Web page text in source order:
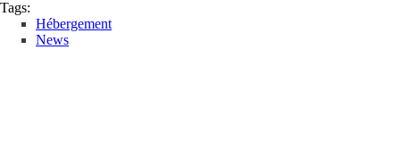
Tags:
Hébergement
News